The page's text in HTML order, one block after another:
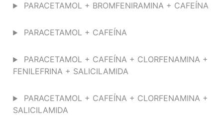
PARACETAMOL + BROMFENIRAMINA + CAFEÍNA
PARACETAMOL + CAFEÍNA
PARACETAMOL + CAFEÍNA + CLORFENAMINA +
FENILEFRINA + SALICILAMIDA
PARACETAMOL + CAFEÍNA + CLORFENAMINA +
SALICILAMIDA